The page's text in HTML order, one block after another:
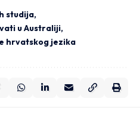
studija
u Australiji
hrvatskog jezika